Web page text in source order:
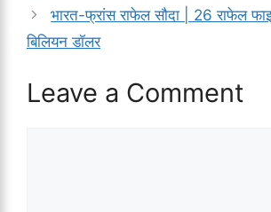
भारत-फ्रांस राफेल सौदा | 26 राफेल
बिलियन डॉलर
Leave a Comment